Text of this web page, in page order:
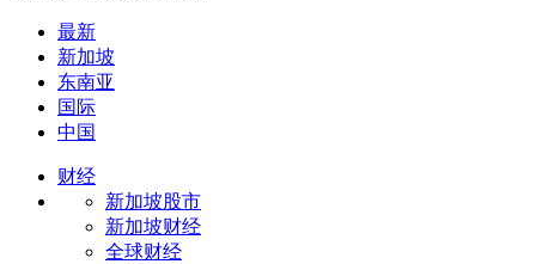
最新
新加坡
东南亚
国际
中国
财经
新加坡股市
新加坡财经
全球财经